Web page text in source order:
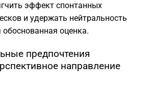
эффект спонтанных
и удержать нейтральность
обоснованная оценка.
предпочтения
направление